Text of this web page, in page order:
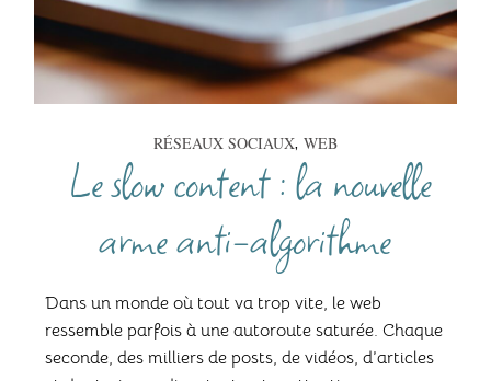
RÉSEAUX SOCIAUX WEB
Le slow content : la nouvelle
arme anti-algorithme
Dans un monde où tout va trop vite, le web
ressemble parfois à une autoroute saturée. Chaque
seconde, des milliers de posts, de vidéos, d’articles